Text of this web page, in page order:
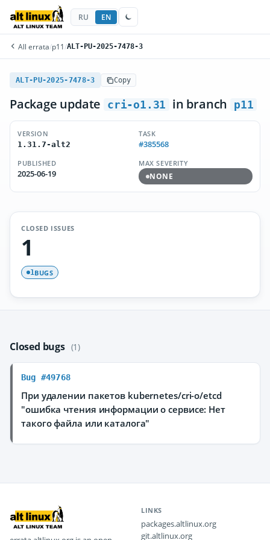
RU EN
All errata/p11 /ALT-PU-2025-7478-3
ALT-PU-2025-7478-3 Copy
Package update cri-o1.31 in branch p11
VERSION
1.31.7-alt2
TASK
#385568
PUBLISHED
2025-06-19
MAX SEVERITY
NONE
CLOSED ISSUES
1
1BUGS
Closed bugs (1)
Bug #49768
При удалении пакетов kubernetes/cri-o/etcd
"ошибка чтения информации о сервисе: Нет
такого файла или каталога"
LINKS
packages.altlinux.org
git.altlinux.org